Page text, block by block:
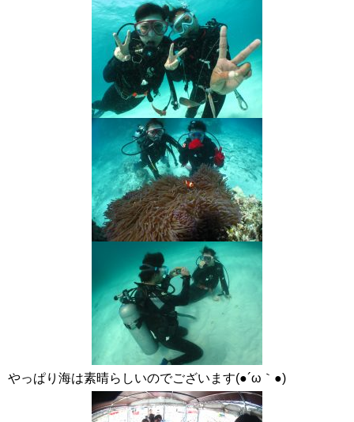
やっぱり海は素晴らしいのでございます(●´ω｀●)